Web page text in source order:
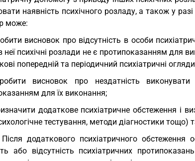
наявність психічного розладу, а також у
може:
висновок про відсутність в особи
неї психічні розлади не є протипоказанням для
попередній та періодичний психіатричні
висновок про нездатність
для їх виконання;
додаткове психіатричне обстеження і
тестування, методи діагностики
додаткового психіатричного
або відсутність психіатричних